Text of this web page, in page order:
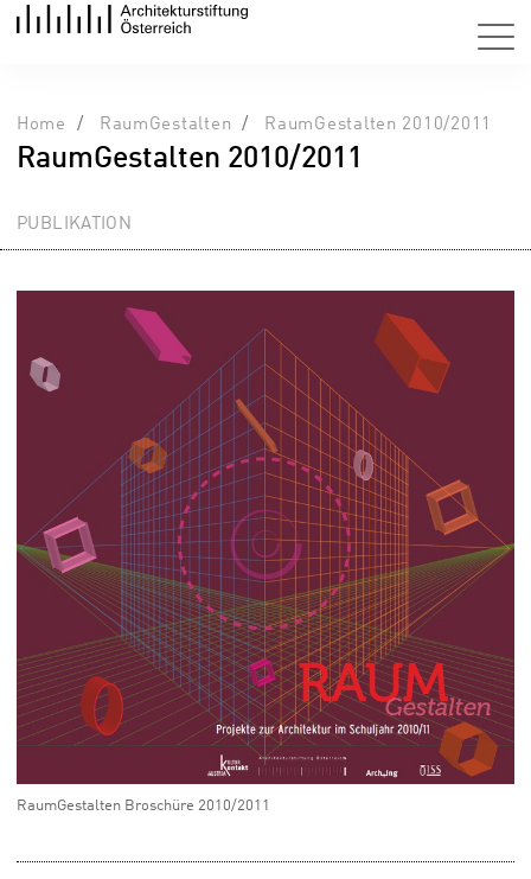
Home RaumGestalten RaumGestalten 2010/2011
RaumGestalten 2010/2011
PUBLIKATION
RaumGestalten Broschüre 2010/2011